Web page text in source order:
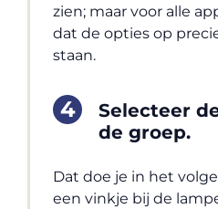
zien; maar voor alle
dat de opties op
staan.
Selecteer
de groep.
Dat doe je in het
een vinkje bij de